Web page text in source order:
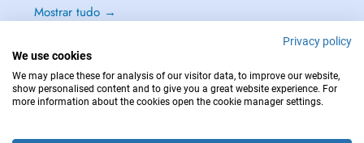
Mostrar tudo →
EM CASO DE EMERGÊNCIA, CONTACTE : 144
Privacy policy
We use cookies
We may place these for analysis of our visitor data, to improve our website,
show personalised content and to give you a great website experience. For
more information about the cookies open the cookie manager settings.